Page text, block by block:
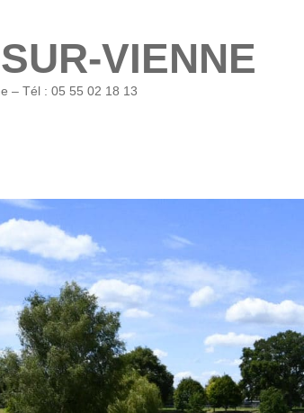
VIENNE
– Tél : 05 55 02 18 13